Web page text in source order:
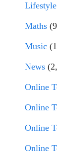
Lifestyle
Maths
Music
News
Online
Online
Online
Online